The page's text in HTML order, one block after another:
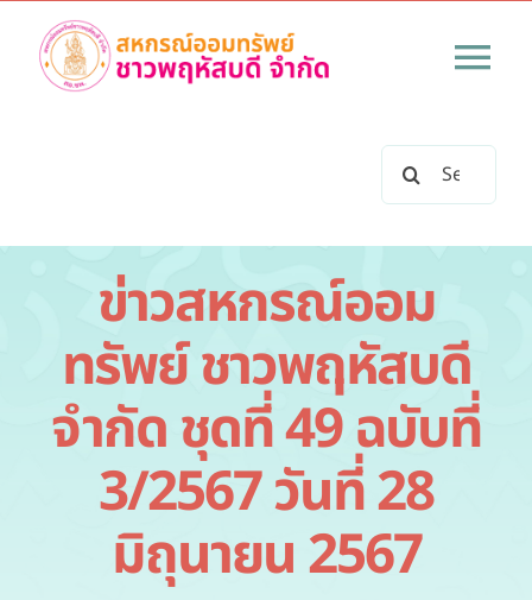
content
ข่าวสารทั้งหมด
บริการสหกรณ์
ระเบียบข้อบังคับสหกรณ์
คำถามที่พบบ่อย
for:
ข่าวสหกรณ์ออม
ทรัพย์ ชาวพฤหัสบดี
จำกัด ชุดที่ 49 ฉบับที่
3/2567 วันที่ 28
มิถุนายน 2567